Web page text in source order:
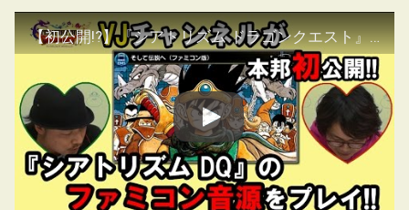
【初公開!?】『シアトリズム ドラゴンクエスト』のファミコン音源をプレイ！